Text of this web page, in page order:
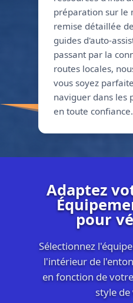
préparation sur le
remise détaillée
guides d'auto-
passant par la
routes locales,
vous soyez
naviguer dans les
en toute confiance.
Adaptez
pour
Sélectionnez
l'intérieur de
en fonction de
style